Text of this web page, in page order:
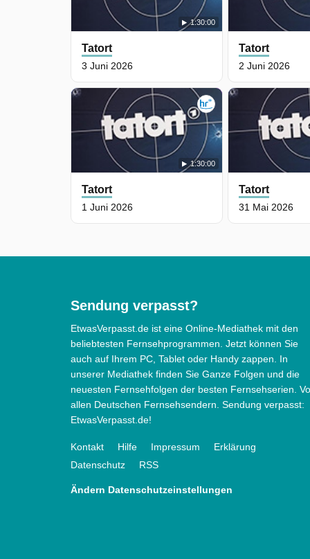
1:30:00
Tatort
3 Juni 2026
Tatort
2 Juni 2026
1:30:00
Tatort
1 Juni 2026
Tatort
31 Mai 2026
Sendung verpasst?
EtwasVerpasst.de ist eine Online-Mediathek mit den
beliebtesten Fernsehprogrammen. Jetzt können Sie
auch auf Ihrem PC, Tablet oder Handy zappen. In
unserer Mediathek finden Sie Ganze Folgen und die
neuesten Fernsehfolgen der besten Fernsehserien.
allen Deutschen Fernsehsendern. Sendung verpasst:
EtwasVerpasst.de!
Kontakt Hilfe Impressum
Erklärung
Datenschutz
RSS
Ändern Datenschutzeinstellungen